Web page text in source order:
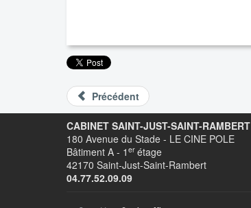
Précédent
CABINET SAINT-JUST-SAINT-RAMBERT
180 Avenue du Stade - LE CINE POLE
Bâtiment A - 1 er étage
42170 Saint-Just-Saint-Rambert
04.77.52.09.09